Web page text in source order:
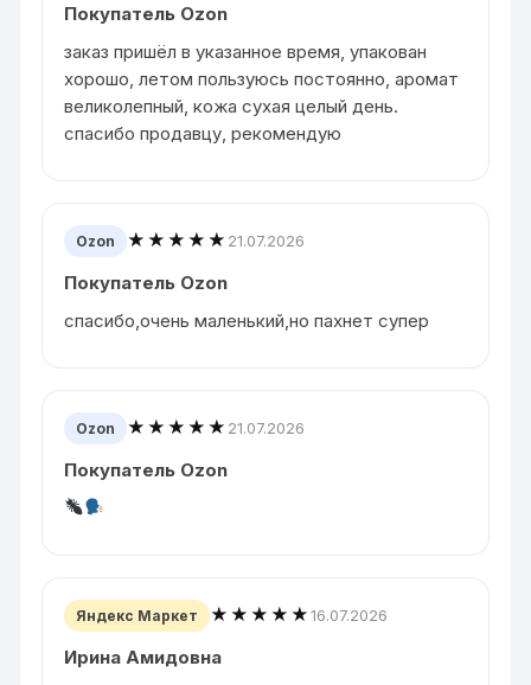
Покупатель Ozon
заказ пришёл в указанное время, упакован
хорошо, летом пользуюсь постоянно, аромат
великолепный, кожа сухая целый день.
спасибо продавцу, рекомендую
Ozon ★★★★★ 21.07.2026
Покупатель Ozon
спасибо,очень маленький,но пахнет супер
Ozon ★★★★★ 21.07.2026
Покупатель Ozon
Яндекс Маркет ★★★★★16.07.2026
Ирина Амидовна